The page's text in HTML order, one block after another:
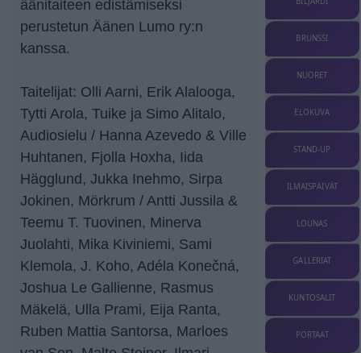
äänitaiteen edistämiseksi
perustetun Äänen Lumo ry:n
kanssa.
Taitelijat: Olli Aarni, Erik Alalooga,
Tytti Arola, Tuike ja Simo Alitalo,
Audiosielu / Hanna Azevedo & Ville
Huhtanen, Fjolla Hoxha, Iida
Hägglund, Jukka Inehmo, Sirpa
Jokinen, Mörkrum / Antti Jussila &
Teemu T. Tuovinen, Minerva
Juolahti, Mika Kiviniemi, Sami
Klemola, J. Koho, Adéla Konečná,
Joshua Le Gallienne, Rasmus
Mäkelä, Ulla Prami, Eija Ranta,
Ruben Mattia Santorsa, Marloes
BRUNSSI
NUORET
ELOKUVA
STAND-UP
ILMAISPÄIVÄT
LOUNAS
GALLERIAT
KUNTOSALIT
PORTAAT